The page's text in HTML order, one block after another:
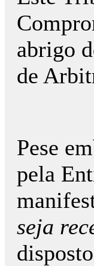
abrigo
de
Pese
pela
seja